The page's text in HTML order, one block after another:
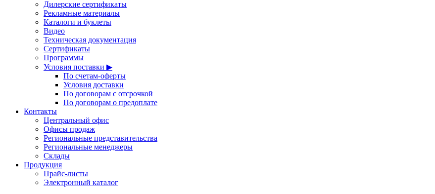
Дилерские сертификаты
Рекламные материалы
Каталоги и буклеты
Видео
Техническая документация
Сертификаты
Программы
Условия поставки ▶
По счетам-оферты
Условия доставки
По договорам с отсрочкой
По договорам о предоплате
Контакты
Центральный офис
Офисы продаж
Региональные представительства
Региональные менеджеры
Склады
Продукция
Прайс-листы
Электронный каталог